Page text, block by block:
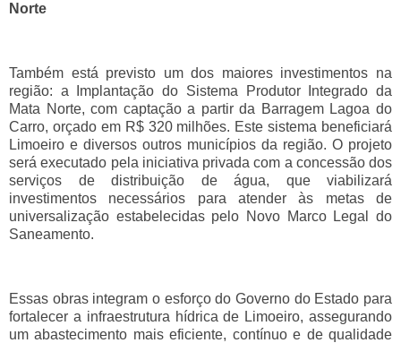
Norte
Também está previsto um dos maiores investimentos na
região: a Implantação do Sistema Produtor Integrado da
Mata Norte, com captação a partir da Barragem Lagoa do
Carro, orçado em R$ 320 milhões. Este sistema beneficiará
Limoeiro e diversos outros municípios da região. O projeto
será executado pela iniciativa privada com a concessão dos
serviços de distribuição de água, que viabilizará
investimentos necessários para atender às metas de
universalização estabelecidas pelo Novo Marco Legal do
Saneamento.
Essas obras integram o esforço do Governo do Estado para
fortalecer a infraestrutura hídrica de Limoeiro, assegurando
um abastecimento mais eficiente, contínuo e de qualidade